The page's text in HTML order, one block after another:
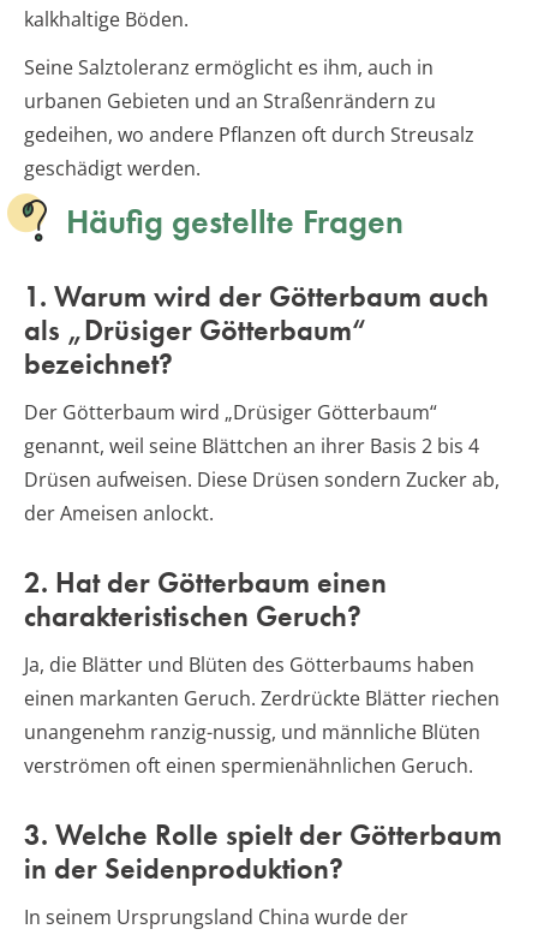
kalkhaltige Böden.
Seine Salztoleranz ermöglicht es ihm, auch in
urbanen Gebieten und an Straßenrändern zu
gedeihen, wo andere Pflanzen oft durch Streusalz
geschädigt werden.
Häufig gestellte Fragen
1. Warum wird der Götterbaum auch
als „Drüsiger Götterbaum“
bezeichnet?
Der Götterbaum wird „Drüsiger Götterbaum“
genannt, weil seine Blättchen an ihrer Basis 2 bis 4
Drüsen aufweisen. Diese Drüsen sondern Zucker ab,
der Ameisen anlockt.
2. Hat der Götterbaum einen
charakteristischen Geruch?
Ja, die Blätter und Blüten des Götterbaums haben
einen markanten Geruch. Zerdrückte Blätter riechen
unangenehm ranzig-nussig, und männliche Blüten
verströmen oft einen spermienähnlichen Geruch.
3. Welche Rolle spielt der Götterbaum
in der Seidenproduktion?
In seinem Ursprungsland China wurde der